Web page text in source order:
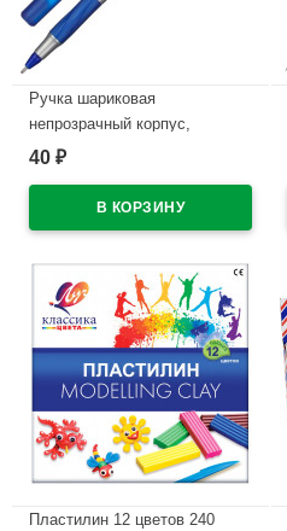
Ручка шариковая
непрозрачный корпус,
резиновый упор (BIC) Круглая
синий, 0,7мм арт.BC918543
40 ₽
Пластилин 12 цветов 240